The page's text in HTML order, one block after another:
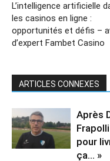
L’intelligence artificielle
les casinos en ligne :
opportunités et défis –
d’expert Fambet Casino
ARTICLES CONNEXES
Après
pour
ça… »